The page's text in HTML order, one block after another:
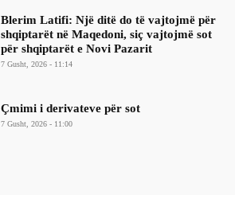
Blerim Latifi: Një ditë do të vajtojmë për
shqiptarët në Maqedoni, siç vajtojmë sot
për shqiptarët e Novi Pazarit
7 Gusht, 2026 - 11:14
Çmimi i derivateve për sot
7 Gusht, 2026 - 11:00